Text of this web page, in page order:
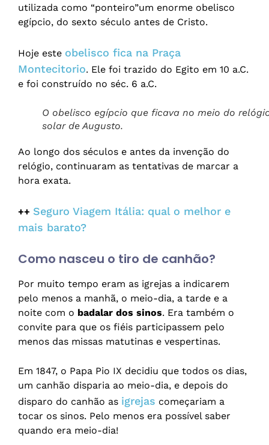
utilizada como “ponteiro”um enorme obelisco
egípcio, do sexto século antes de Cristo.
Hoje este obelisco fica na Praça
Montecitorio. Ele foi trazido do Egito em 10 a.C.
e foi construído no séc. 6 a.C.
O obelisco egípcio que ficava no meio do
solar de Augusto.
Ao longo dos séculos e antes da invenção do
relógio, continuaram as tentativas de marcar a
hora exata.
++ Seguro Viagem Itália: qual o melhor e
mais barato?
Como nasceu o tiro de canhão?
Por muito tempo eram as igrejas a indicarem
pelo menos a manhã, o meio-dia, a tarde e a
noite com o badalar dos sinos. Era também o
convite para que os fiéis participassem pelo
menos das missas matutinas e vespertinas.
Em 1847, o Papa Pio IX decidiu que todos os dias,
um canhão disparia ao meio-dia, e depois do
disparo do canhão as igrejas começariam a
tocar os sinos. Pelo menos era possível saber
quando era meio-dia!